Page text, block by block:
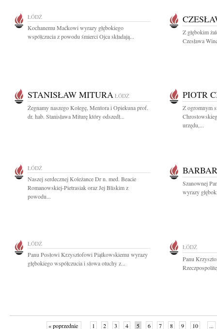
ŁÓDŹ
Kochanemu Maćkowi wyrazy głębokiego
współczucia z powodu śmierci Ojca składają...
Z głębokim
Czesława
STANISŁAW MITURA ŁÓDŹ
Żegnamy naszego Kolegę, Mentora i Opiekuna prof.
dr. hab. Stanisława Miturę który odszedł...
PIOTR
Z ogromnym
urzędu,...
ŁÓDŹ
Naszej serdecznej Koleżance Dr n. med. Beacie
Romanowskiej-Pietrasiak oraz Jej Bliskim z
powodu...
Szanownej
wyrazy
ŁÓDŹ
Panu Posłowi Krzysztofowi Piątkowskiemu wyrazy
głębokiego współczucia i słowa otuchy z...
ŁÓDŹ
Panu
« poprzednie 1 2 3 4 5 6 7 8 9 10 ...